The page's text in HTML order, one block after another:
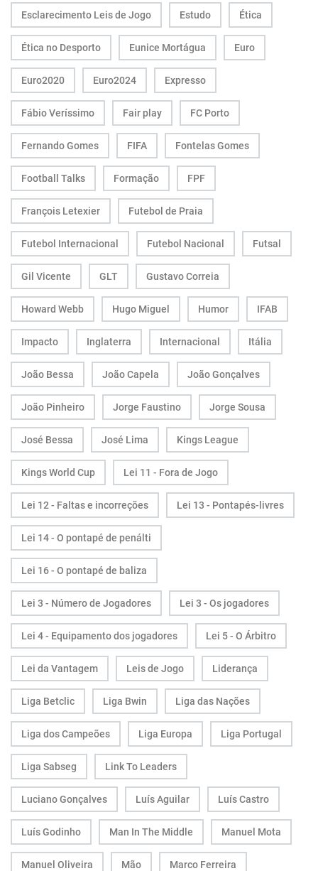
Esclarecimento Leis de Jogo Estudo Ética
Ética no Desporto Eunice Mortágua Euro
Euro2020 Euro2024 Expresso
Fábio Veríssimo Fair play FC Porto
Fernando Gomes FIFA Fontelas Gomes
Football Talks Formação FPF
François Letexier Futebol de Praia
Futebol Internacional Futebol Nacional Futsal
Gil Vicente GLT Gustavo Correia
Howard Webb Hugo Miguel Humor IFAB
Impacto Inglaterra Internacional Itália
João Bessa João Capela João Gonçalves
João Pinheiro Jorge Faustino Jorge Sousa
José Bessa José Lima Kings League
Kings World Cup Lei 11 - Fora de Jogo
Lei 12 - Faltas e incorreções Lei 13 - Pontapés-livres
Lei 14 - O pontapé de penálti
Lei 16 - O pontapé de baliza
Lei 3 - Número de Jogadores Lei 3 - Os jogadores
Lei 4 - Equipamento dos jogadores Lei 5 - O Árbitro
Lei da Vantagem Leis de Jogo Liderança
Liga Betclic Liga Bwin Liga das Nações
Liga dos Campeões Liga Europa Liga Portugal
Liga Sabseg Link To Leaders
Luciano Gonçalves Luís Aguilar Luís Castro
Luís Godinho Man In The Middle Manuel Mota
Manuel Oliveira Mão Marco Ferreira